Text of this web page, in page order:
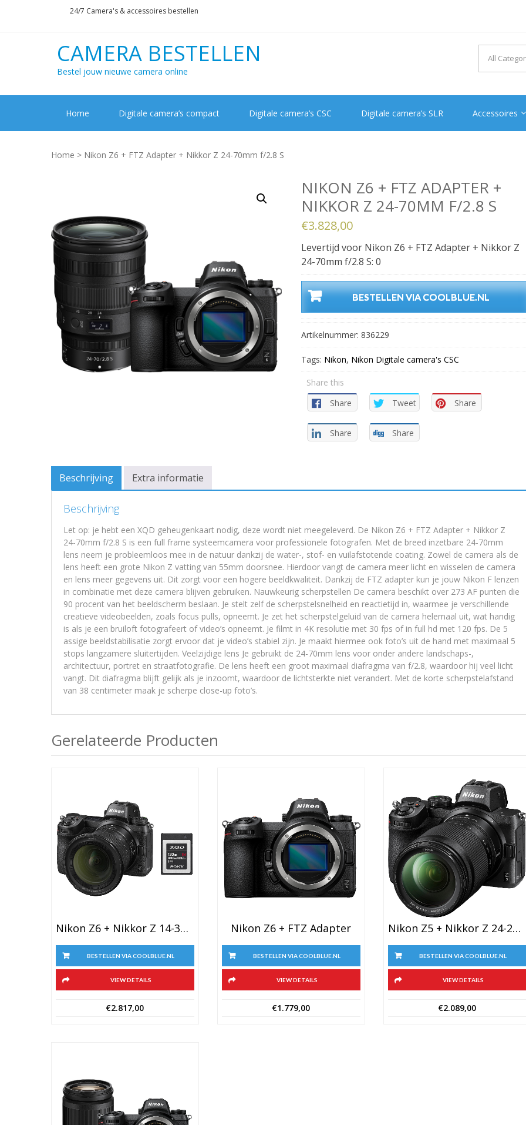
24/7 Camera's & accessoires bestellen
CAMERA BESTELLEN
Bestel jouw nieuwe camera online
Home Digitale camera’s compact Digitale camera’s CSC Digitale camera’s SLR Accessoires
Home > Nikon Z6 + FTZ Adapter + Nikkor Z 24-70mm f/2.8 S
NIKON Z6 + FTZ ADAPTER +
NIKKOR Z 24-70MM F/2.8 S
€3.828,00
Levertijd voor Nikon Z6 + FTZ Adapter + Nikkor Z
24-70mm f/2.8 S: 0
BESTELLEN VIA COOLBLUE.NL
Artikelnummer: 836229
Tags: Nikon, Nikon Digitale camera's CSC
Share this
Share
Tweet Share
Share Share
Beschrijving Extra informatie
Beschrijving
Let op: je hebt een XQD geheugenkaart nodig, deze wordt niet meegeleverd. De Nikon Z6 + FTZ Adapter + Nikkor Z
24-70mm f/2.8 S is een full frame systeemcamera voor professionele fotografen. Met de breed inzetbare 24-70mm
lens neem je probleemloos mee in de natuur dankzij de water-, stof- en vuilafstotende coating. Zowel de camera als de
lens heeft een grote Nikon Z vatting van 55mm doorsnee. Hierdoor vangt de camera meer licht en wisselen de camera
en lens meer gegevens uit. Dit zorgt voor een hogere beeldkwaliteit. Dankzij de FTZ adapter kun je jouw Nikon F lenzen
in combinatie met deze camera blijven gebruiken. Nauwkeurig scherpstellen De camera beschikt over 273 AF punten die
90 procent van het beeldscherm beslaan. Je stelt zelf de scherpstelsnelheid en reactietijd in, waarmee je verschillende
creatieve videobeelden, zoals focus pulls, opneemt. Je zet het scherpstelgeluid van de camera helemaal uit, wat handig
is als je een bruiloft fotografeert of video’s opneemt. Je filmt in 4K resolutie met 30 fps of in full hd met 120 fps. De 5
assige beeldstabilisatie zorgt ervoor dat je video’s stabiel zijn. Je maakt hiermee ook foto’s uit de hand met maximaal 5
stops langzamere sluitertijden. Veelzijdige lens Je gebruikt de 24-70mm lens voor onder andere landschaps-,
architectuur, portret en straatfotografie. De lens heeft een groot maximaal diafragma van f/2.8, waardoor hij veel licht
vangt. Dit diafragma blijft gelijk als je inzoomt, waardoor de lichtsterkte niet verandert. Met de korte scherpstelafstand
van 38 centimeter maak je scherpe close-up foto’s.
Gerelateerde Producten
Nikon Z6 + Nikkor Z 14-30mm F/4 S + 120 GB XQD Geheugenkaart
BESTELLEN VIA COOLBLUE.NL
VIEW DETAILS
€2.817,00
Nikon Z6 + FTZ Adapter
BESTELLEN VIA COOLBLUE.NL
VIEW DETAILS
€1.779,00
Nikon Z5 + Nikkor Z 24-200mm F/4-6.3 VR
BESTELLEN VIA COOLBLUE.NL
VIEW DETAILS
€2.089,00